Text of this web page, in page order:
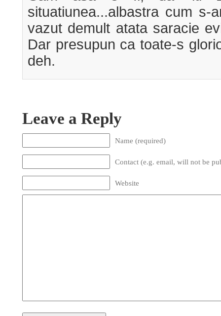
situatiunea...albastra cum s-
vazut demult atata saracie
Dar presupun ca toate-s
deh.
Leave a Reply
Name (required)
Contact (e.g. email, will not be
Website